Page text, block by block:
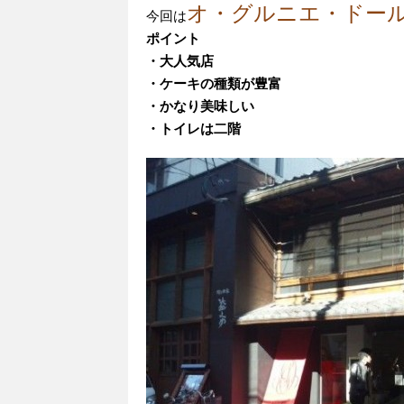
今回はオ・グルニエ・ドー
ポイント
・大人気店
・ケーキの種類が豊富
・かなり美味しい
・トイレは二階